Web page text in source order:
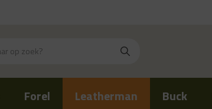
Forel Leatherman Buck